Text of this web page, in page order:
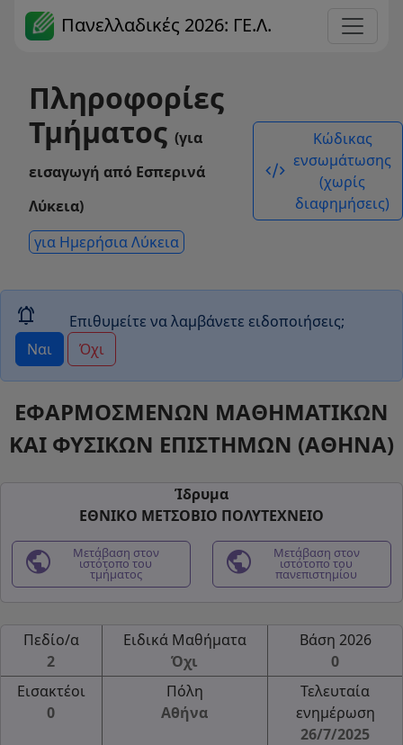
Πανελλαδικές 2026: ΓΕ.Λ.
Πληροφορίες
Τμήματος (για
εισαγωγή από Εσπερινά
Λύκεια)
για Ημερήσια Λύκεια
code_xml
Κώδικας
ενσωμάτωσης
(χωρίς
διαφημήσεις)
notifications_active
Επιθυμείτε να λαμβάνετε ειδοποιήσεις;
Ναι
Όχι
ΕΦΑΡΜΟΣΜΕΝΩΝ ΜΑΘΗΜΑΤΙΚΩΝ
ΚΑΙ ΦΥΣΙΚΩΝ ΕΠΙΣΤΗΜΩΝ (ΑΘΗΝΑ)
Ίδρυμα
ΕΘΝΙΚΟ ΜΕΤΣΟΒΙΟ ΠΟΛΥΤΕΧΝΕΙΟ
public Μετάβαση στον
ιστότοπο του
τμήματος public Μετάβαση στον
ιστότοπο του
πανεπιστημίου
Πεδίο/α
2
Ειδικά Μαθήματα
Όχι
Βάση 2026
0
Εισακτέοι
0
Πόλη
Αθήνα
Τελευταία
ενημέρωση
26/7/2025